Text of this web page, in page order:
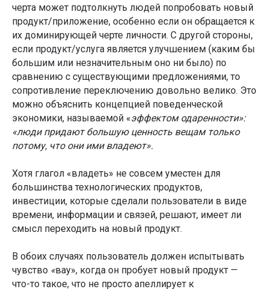
черта может подтолкнуть людей попробовать новый
продукт/приложение, особенно если он обращается к
их доминирующей черте личности. С другой стороны,
если продукт/услуга является улучшением (каким бы
большим или незначительным оно ни было) по
сравнению с существующими предложениями, то
сопротивление переключению довольно велико. Это
можно объяснить концепцией поведенческой
экономики, называемой «эффектом одаренности»:
«люди придают большую ценность вещам только
потому, что они ими владеют».
Хотя глагол «владеть» не совсем уместен для
большинства технологических продуктов,
инвестиции, которые сделали пользователи в виде
времени, информации и связей, решают, имеет ли
смысл переходить на новый продукт.
В обоих случаях пользователь должен испытывать
чувство «вау», когда он пробует новый продукт —
что-то такое, что не просто апеллирует к